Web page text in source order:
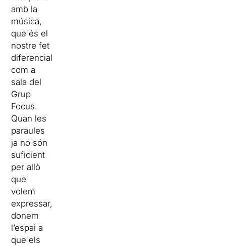
amb la
música,
que és el
nostre fet
diferencial
com a
sala del
Grup
Focus.
Quan les
paraules
ja no són
suficient
per allò
que
volem
expressar,
donem
l’espai a
que els